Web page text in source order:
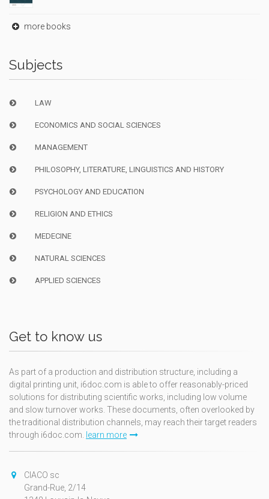
more books
Subjects
LAW
ECONOMICS AND SOCIAL SCIENCES
MANAGEMENT
PHILOSOPHY, LITERATURE, LINGUISTICS AND HISTORY
PSYCHOLOGY AND EDUCATION
RELIGION AND ETHICS
MEDECINE
NATURAL SCIENCES
APPLIED SCIENCES
Get to know us
As part of a production and distribution structure, including a
digital printing unit, i6doc.com is able to offer reasonably-priced
solutions for distributing scientific works, including low volume
and slow turnover works. These documents, often overlooked by
the traditional distribution channels, may reach their target readers
through i6doc.com.
learn more
CIACO sc
Grand-Rue, 2/14